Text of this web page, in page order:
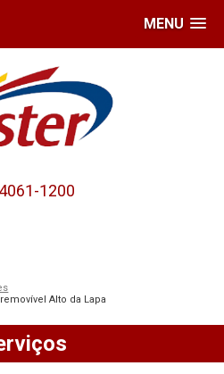
MENU
4061-1200
Alto da Lapa